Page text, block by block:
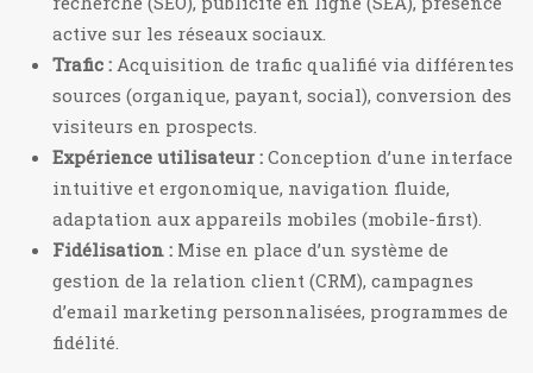
active sur les réseaux sociaux.
Trafic : Acquisition de trafic qualifié via différentes
sources (organique, payant, social), conversion des
visiteurs en prospects.
Expérience utilisateur : Conception d’une interface
intuitive et ergonomique, navigation fluide,
adaptation aux appareils mobiles (mobile-first).
Fidélisation : Mise en place d’un système de
gestion de la relation client (CRM), campagnes
d’email marketing personnalisées, programmes de
fidélité.